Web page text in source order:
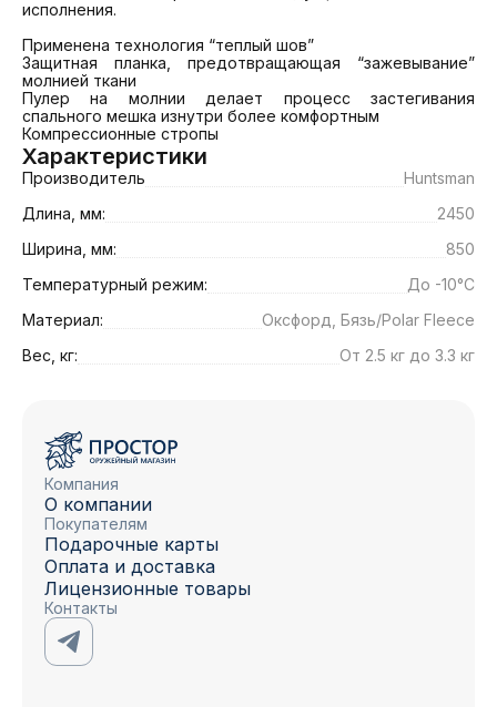
исполнения.
Применена технология “теплый шов”
Защитная планка, предотвращающая “зажевывание”
молнией ткани
Пулер на молнии делает процесс застегивания
спального мешка изнутри более комфортным
Компрессионные стропы
Характеристики
Производитель
Huntsman
Длина, мм:
2450
Ширина, мм:
850
Температурный режим:
До -10°C
Материал:
Оксфорд, Бязь/Polar Fleece
Вес, кг:
От 2.5 кг до 3.3 кг
Компания
О компании
Покупателям
Подарочные карты
Оплата и доставка
Лицензионные товары
Контакты